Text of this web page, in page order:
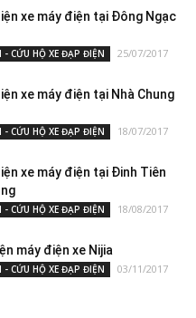
xe máy điện tại Đông Ngạc
CỨU HỘ XE ĐẠP ĐIỆN 25/07/2017
xe máy điện tại Nhà Chung
CỨU HỘ XE ĐẠP ĐIỆN 18/07/2017
xe máy điện tại Đinh Tiên
CỨU HỘ XE ĐẠP ĐIỆN 18/08/2017
máy điện xe Nijia
CỨU HỘ XE ĐẠP ĐIỆN 03/11/2017